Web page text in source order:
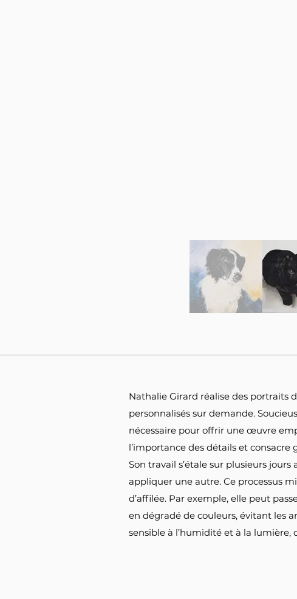
Nathalie Girard réalise des portraits
personnalisés sur demande.
nécessaire pour offrir une œuvre
l’importance des détails et
Son travail s’étale sur plusieurs
appliquer une autre. Ce processus
d’affilée. Par exemple, elle peut
en dégradé de couleurs, évitant les
sensible à l’humidité et à la